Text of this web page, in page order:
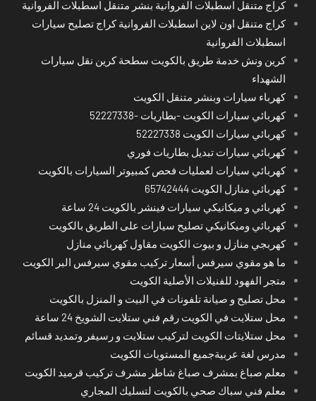
كراج متنقل اسطبلات الفروانية بنشر متنقل اسطبلات الفروانية
كراج متنقل اون لاين اسطبلات الفروانية كراج تصليح سيارات
اسطبلات الفروانية
كرين ونش خدمة طريق بالكويت سطحة كرين نقل سيارات
الشهداء
كهرباء سيارات وبنشر متنقل الكويت
كهربائي سيارات الكويت -بطاريات -52227338
كهربائي سيارات الكويت 52227338
كهربائي سيارات تبديل بطاريات فوري
كهربائي سيارات لعمليات فحص كمبيوتر السيارات بالكويت
كهربائي منازل الكويت 65742444
كهربائي و ميكانيكي سيارات فينشر بالكويت 24 ساعة
كهربائي وميكانيكي تصليح سيارات على الطريق بالكويت
كهربجي منازل و بيوت الكويت مقاول كهربائي منازل
ما هو مقوي سيرفس أسعار تركيب مقوي سيرفس البر الكويت
متجر الفهود للفنيلات الأصلية الكويت
محل تصليح و صيانة تلفونات في البيت و المنزل بالكويت
محل ستلايت في الكويت رقم فني ستلايت الشويخ 24 ساعة
محل ستلايتات الكويت لتركيب ستلايت و رسيفر وتمديد قسائم
مدرس لغة عربيةجميع المستويات الكويت
معلم صباغ بمشرف صباغ شاطر مشرف تركيب قرميد الكويت
معلم فني سباك صحي بالكويت لتسليك المجاري